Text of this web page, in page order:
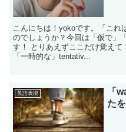
こんにちは！yokoです。「これ
のでしょうか？今回は「仮で」
す！ とりあえずここだけ覚え
「一時的な」tentativ...
英語表現
「
た